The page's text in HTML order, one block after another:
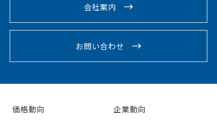
会社案内
お問い合わせ
価格動向
企業動向